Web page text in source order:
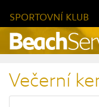
SPORTOVNÍ KLUB
Večerní